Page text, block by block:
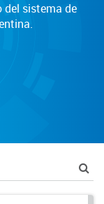
del sistema de